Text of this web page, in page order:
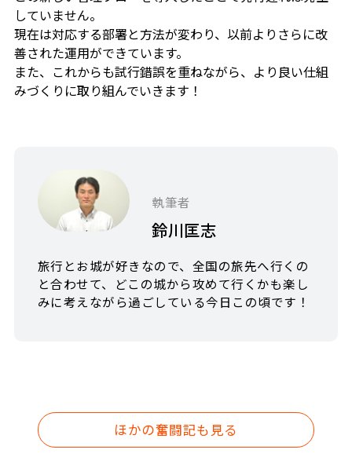
していません。
現在は対応する部署と方法が変わり、以前よりさらに改
善された運用ができています。
また、これからも試行錯誤を重ねながら、より良い仕組
みづくりに取り組んでいきます！
執筆者
鈴川匡志
旅行とお城が好きなので、全国の旅先へ行くの
と合わせて、どこの城から攻めて行くかも楽し
みに考えながら過ごしている今日この頃です！
ほかの奮闘記も見る